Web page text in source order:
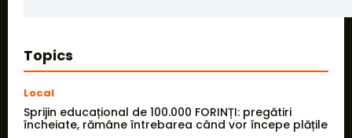
Topics
Local
Sprijin educațional de 100.000 FORINȚI: pregătiri
încheiate, rămâne întrebarea când vor începe plățile